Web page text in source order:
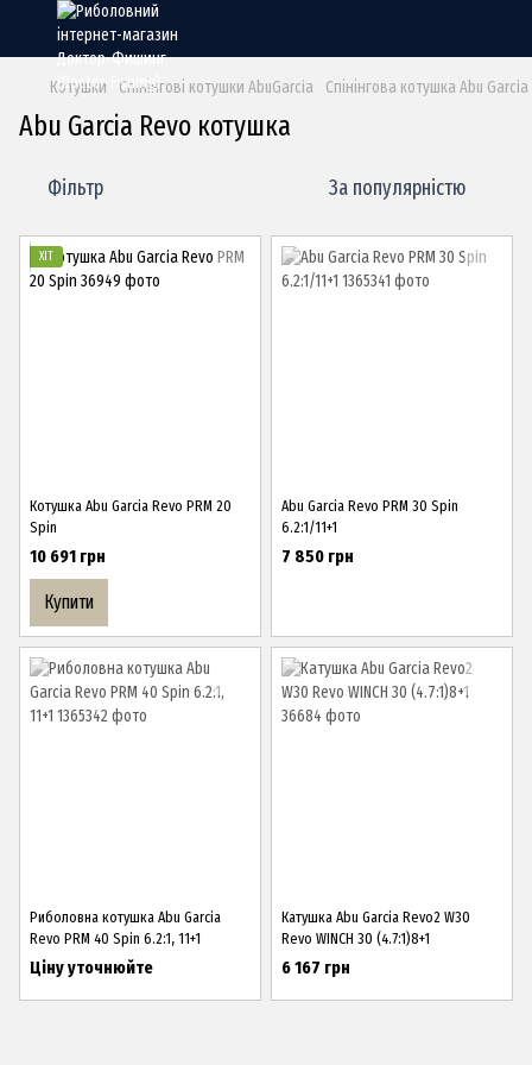
Котушки Спінінгові котушки AbuGarcia Спінінгова котушка Abu
Abu Garcia Revo котушка
Фільтр За популярністю
ХІТ
Котушка Abu Garcia Revo PRM 20
Spin
10 691 грн
Купити
Abu Garcia Revo PRM 30 Spin
6.2:1/11+1
7 850 грн
Риболовна котушка Abu Garcia
Revo PRM 40 Spin 6.2:1, 11+1
Ціну уточнюйте
Катушка Abu Garcia Revo2 W30
Revo WINCH 30 (4.7:1)8+1
6 167 грн